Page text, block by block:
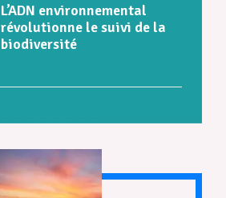
L’ADN environnemental
révolutionne le suivi de la
biodiversité